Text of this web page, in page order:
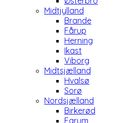
Midtjylland
Brande
Fårup
Herning
Ikast
Viborg
Midtsjælland
Hvalsø
Sorø
Nordsjælland
Birkerød
Farum